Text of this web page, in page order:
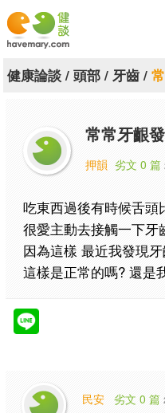
漫漫健康
關於健談
聯絡我們
下載專區
健康論談/ 頭部/ 牙齒/
常常牙齦
押韻 劣文 0 篇
吃東西過後有時候舌頭
很愛主動去接觸一下牙
因為這樣 最近我發現
這樣是正常的嗎? 還是
民安 劣文 0 篇